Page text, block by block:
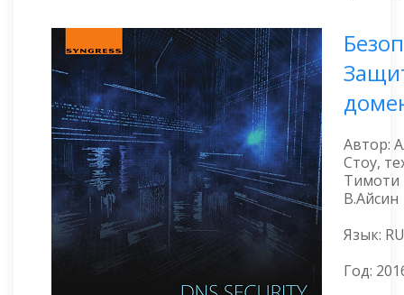
Автор:
Стоу,
Тимоти
В.Айсин
Язык: RU
Год: